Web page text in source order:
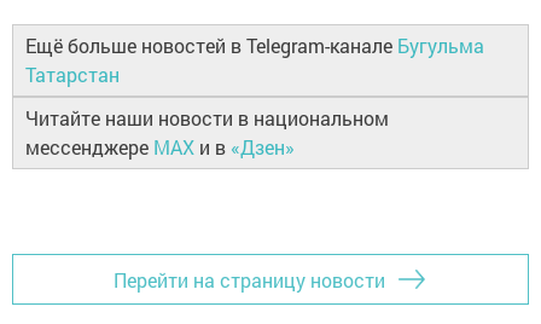
Ещё больше новостей в Telegram-канале Бугульма
Татарстан
Читайте наши новости в национальном
мессенджере MAX и в «Дзен»
Перейти на страницу новости